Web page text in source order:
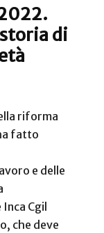
di
riforma
fatto
e delle
Cgil
che deve